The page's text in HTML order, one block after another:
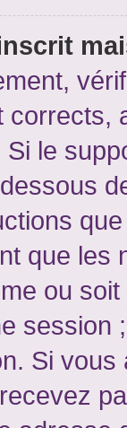
corrects,
Si le
que les
ou
session
Si